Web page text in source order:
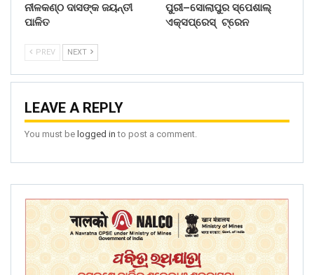
ନୀଳକଣ୍ଠ ଦାସଙ୍କ ଜୟନ୍ତୀ
ପାଳିତ
ପୁରୀ–ସୋଲାପୁର ସ୍ପେଶାଲ୍
ଏକ୍ସପ୍ରେସ୍ ଟ୍ରେନ
PREV NEXT
LEAVE A REPLY
You must be logged in to post a comment.